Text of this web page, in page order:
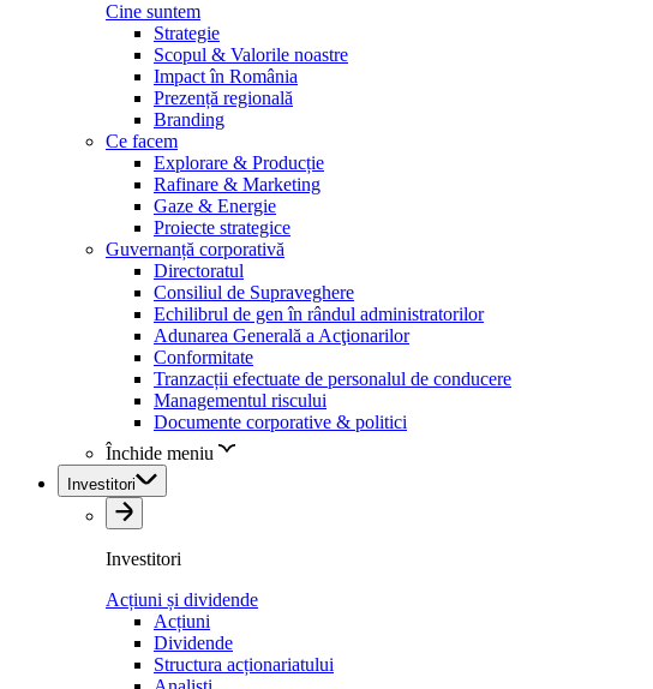
Cine suntem
Strategie
Scopul & Valorile noastre
Impact în România
Prezență regională
Branding
Ce facem
Explorare & Producție
Rafinare & Marketing
Gaze & Energie
Proiecte strategice
Guvernanță corporativă
Directoratul
Consiliul de Supraveghere
Echilibrul de gen în rândul administratorilor
Adunarea Generală a Acţionarilor
Conformitate
Tranzacții efectuate de personalul de conducere
Managementul riscului
Documente corporative & politici
Închide meniu
Investitori
Investitori
Acțiuni și dividende
Acțiuni
Dividende
Structura acționariatului